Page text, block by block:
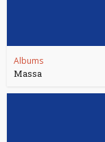
Albums
Massa